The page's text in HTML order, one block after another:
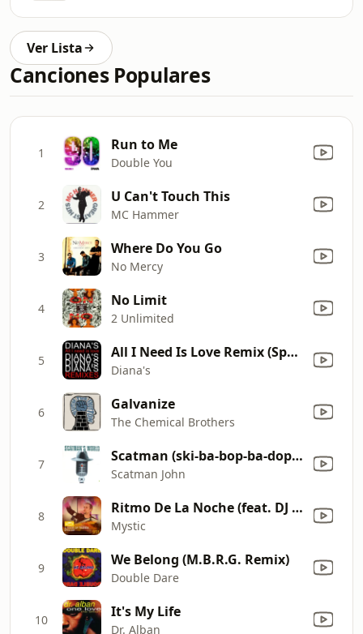
Ver Lista
Canciones Populares
1 Run to Me
Double You
2 U Can't Touch This
MC Hammer
3 Where Do You Go
No Mercy
4 No Limit
2 Unlimited
5 All I Need Is Love Remix (Spherika Remix)
Diana's
6 Galvanize
The Chemical Brothers
7 Scatman (ski-ba-bop-ba-dop-bop)
Scatman John
8 Ritmo De La Noche (feat. DJ T.H. & Nadi Sunrise) [Manuel Le Saux & Astuni Remix] [Mixed]
Mystic
9 We Belong (M.B.R.G. Remix)
Double Dare
10 It's My Life
Dr. Alban